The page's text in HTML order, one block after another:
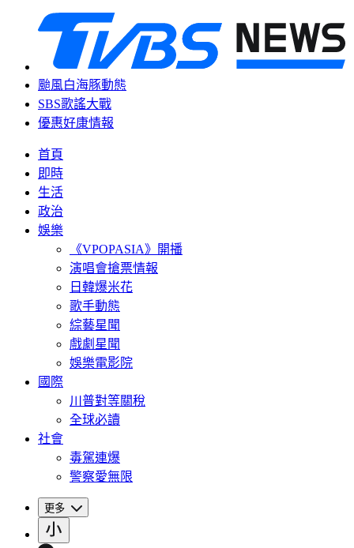
颱風白海豚動態
SBS歌謠大戰
優惠好康情報
首頁
即時
生活
政治
娛樂
《VPOPASIA》開播
演唱會搶票情報
日韓爆米花
歌手動態
綜藝星聞
戲劇星聞
娛樂電影院
國際
川普對等關稅
全球必讀
社會
毒駕連爆
警察愛無限
更多